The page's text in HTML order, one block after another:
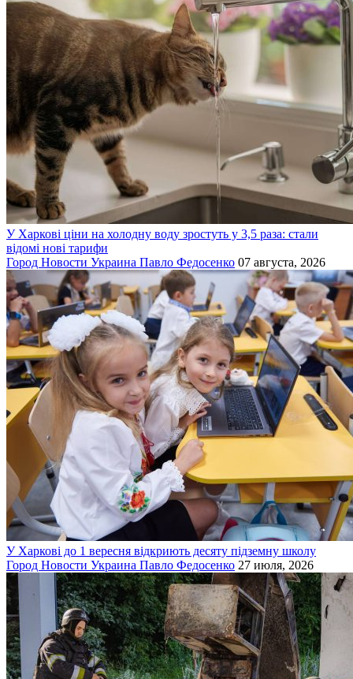
У Харкові ціни на холодну воду зростуть у 3,5 раза: стали
відомі нові тарифи
Город Новости Украина Павло Федосенко 07 августа, 2026
У Харкові до 1 вересня відкриють десяту підземну школу
Город Новости Украина Павло Федосенко 27 июля, 2026